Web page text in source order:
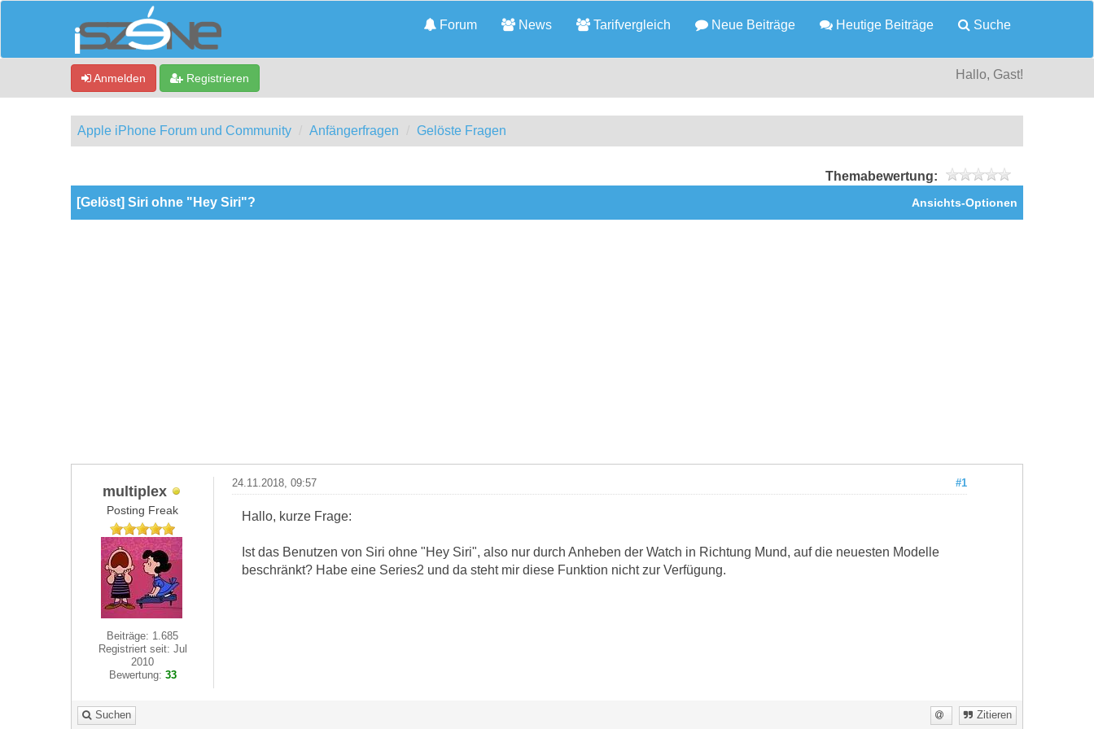
Forum News Tarifvergleich Neue Beiträge Heutige Beiträge Suche
Anmelden Registrieren Hallo, Gast!
Apple iPhone Forum und Community Anfängerfragen Gelöste Fragen
Themabewertung:
Ansichts-Optionen
[Gelöst] Siri ohne "Hey Siri"?
multiplex
Posting Freak
Beiträge: 1.685
Registriert seit: Jul
2010
Bewertung: 33
#1
24.11.2018, 09:57
Hallo, kurze Frage:
Ist das Benutzen von Siri ohne "Hey Siri", also nur durch Anheben der Watch in Richtung Mund, auf die neuesten Modelle
beschränkt? Habe eine Series2 und da steht mir diese Funktion nicht zur Verfügung.
Suchen Zitieren